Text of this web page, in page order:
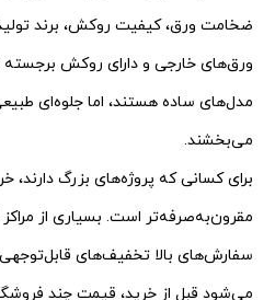
ضخامت ورق، کیفیت روکش، برند
مدل‌های ساده هستند، اما جلوه‌ای
می‌بخشند.
برای کسانی که پروژه‌های بزرگ
مقرون‌به‌صرفه‌تر است. بسیاری از
سفارش‌های بالا تخفیف‌های قابل‌توجهی
می‌شود قبل از خرید، قیمت چند